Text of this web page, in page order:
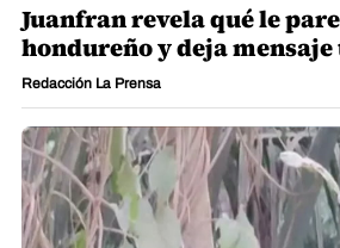
Juanfran revela qué le
hondureño y deja
Redacción La Prensa